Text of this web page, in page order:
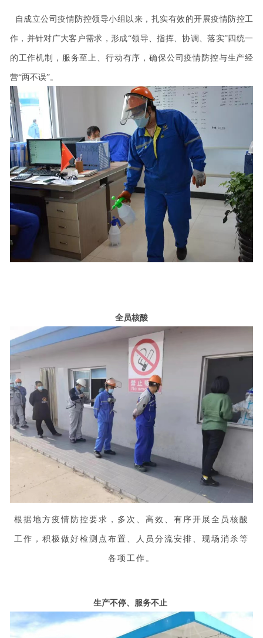
自成立公司疫情防控领导小组以来，扎实有效的开展疫情防控工
作，并针对广大客户需求，形成“领导、指挥、协调、落实”四统一
的工作机制，服务至上、行动有序，确保公司疫情防控与生产经
营“两不误”。
全员核酸
根据地方疫情防控要求，多次、高效、有序开展全员核酸
工作，积极做好检测点布置、人员分流安排、现场消杀等
各项工作。
生产不停、服务不止